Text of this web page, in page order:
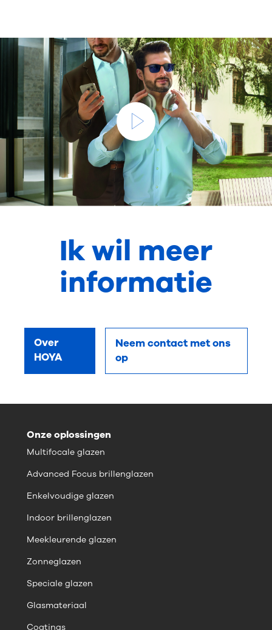
Ik wil meer
informatie
Over
HOYA
Neem contact met ons
op
Onze oplossingen
Multifocale glazen
Advanced Focus brillenglazen
Enkelvoudige glazen
Indoor brillenglazen
Meekleurende glazen
Zonneglazen
Speciale glazen
Glasmateriaal
Coatings